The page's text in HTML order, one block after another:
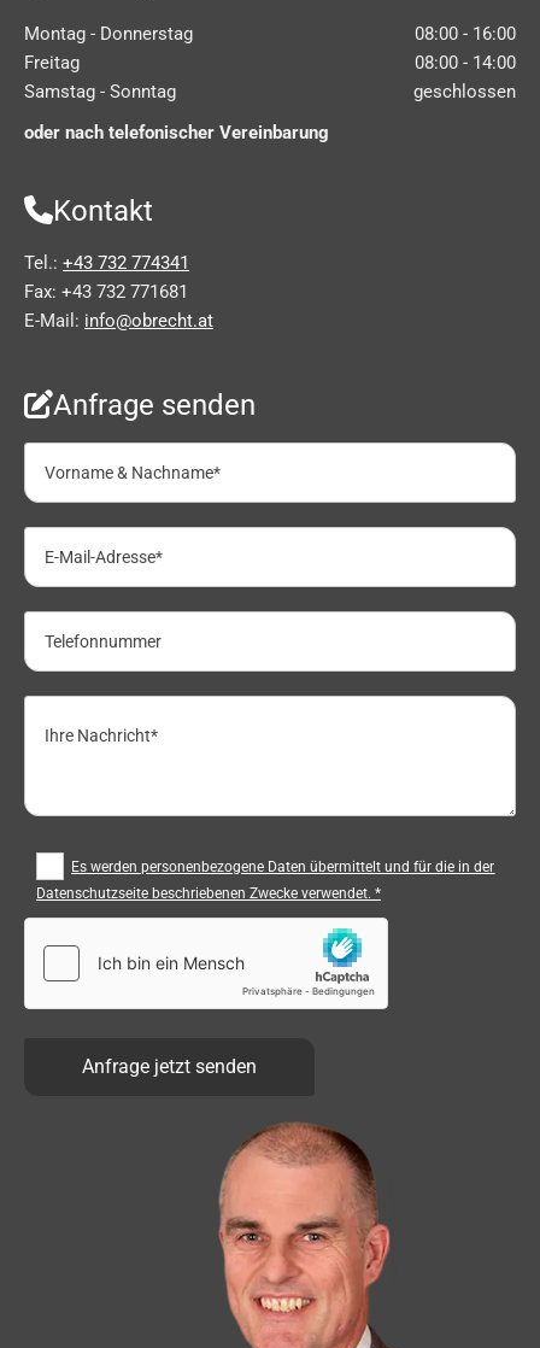
Montag - Donnerstag
08:00 - 16:00
Freitag
08:00 - 14:00
Samstag - Sonntag
geschlossen
oder nach telefonischer Vereinbarung
Kontakt
Tel.: +43 732 774341
Fax: +43 732 771681
E-Mail: info@obrecht.at
Anfrage senden
Es werden personenbezogene Daten übermittelt und für die in der
Datenschutzseite beschriebenen Zwecke verwendet. *